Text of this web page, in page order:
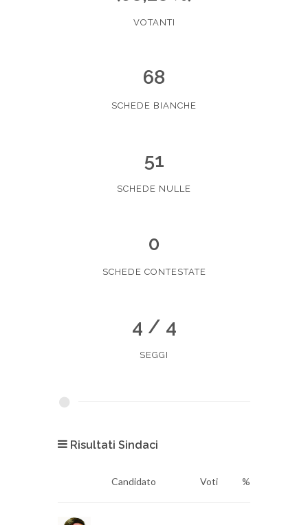
VOTANTI
68
SCHEDE BIANCHE
51
SCHEDE NULLE
0
SCHEDE CONTESTATE
4 / 4
SEGGI
Risultati Sindaci
Candidato Voti %